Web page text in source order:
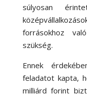
súlyosan
forrásokhoz
szükség.
Ennek
feladatot kapta,
milliárd forint